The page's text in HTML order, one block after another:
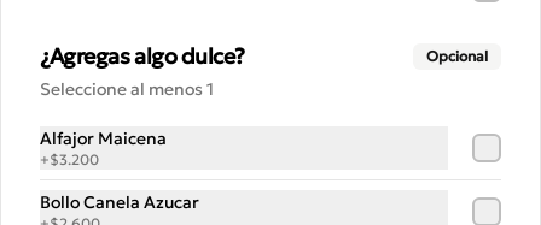
Elije un acompañamiento: Salame
¿Agregas algo dulce? Opcional
Seleccione al menos 1
Alfajor Maicena
+$3.200
Bollo Canela Azucar